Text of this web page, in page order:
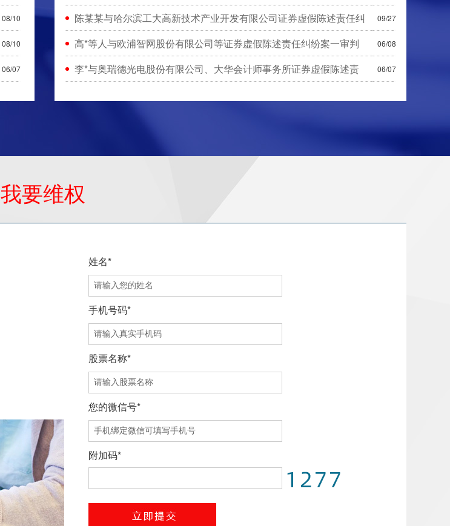
08/10
08/10
06/07
陈某某与哈尔滨工大高新技术产业开发有限公司证券虚假陈述责任纠 09/27
高*等人与欧浦智网股份有限公司等证券虚假陈述责任纠纷案一审判 06/08
李*与奥瑞德光电股份有限公司、大华会计师事务所证券虚假陈述责 06/07
我要维权
姓名*
手机号码*
股票名称*
您的微信号*
附加码*